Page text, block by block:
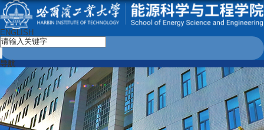
ENGLISH
导航